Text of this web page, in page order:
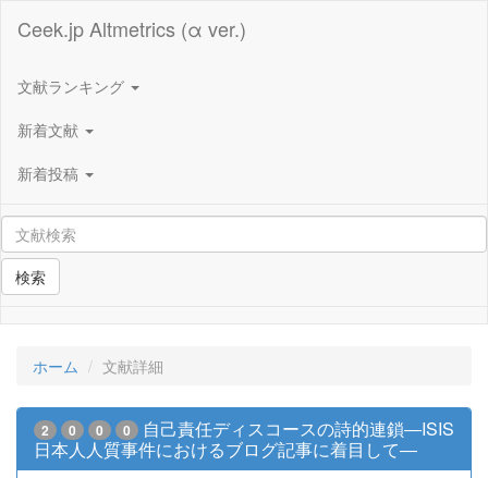
Ceek.jp Altmetrics (α ver.)
文献ランキング
新着文献
新着投稿
検索
ホーム 文献詳細
2 0 0 0
自己責任ディスコースの詩的連鎖―ISIS
日本人人質事件におけるブログ記事に着目して―